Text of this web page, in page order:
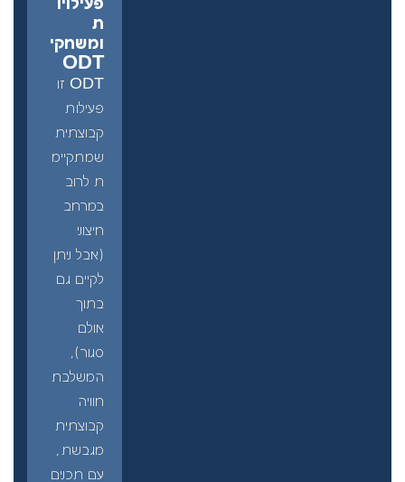
ת
ומשחקי
ODT
ODT זו
פעילות
קבוצתית
שמתקיימ
ת לרוב
במרחב
חיצוני
(אבל ניתן
לקיים גם
בתוך
אולם
סגור),
המשלבת
חוויה
קבוצתית
מגבשת,
עם תכנים